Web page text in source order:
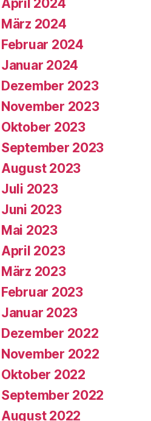
April 2024
März 2024
Februar 2024
Januar 2024
Dezember 2023
November 2023
Oktober 2023
September 2023
August 2023
Juli 2023
Juni 2023
Mai 2023
April 2023
März 2023
Februar 2023
Januar 2023
Dezember 2022
November 2022
Oktober 2022
September 2022
August 2022